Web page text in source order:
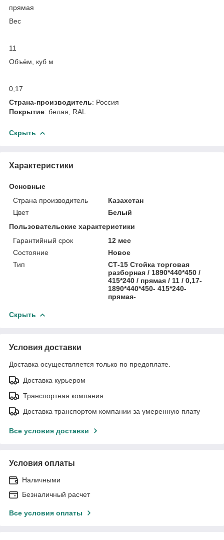
прямая
Вес
11
Объём, куб м
0,17
Cтрана-производитель: Россия
Покрытие: белая, RAL
Скрыть
Характеристики
Основные
Страна производитель
Казахстан
Цвет
Белый
Пользовательские характеристики
Гарантийный срок
12 мес
Состояние
Новое
Тип
СТ-15 Стойка торговая
разборная / 1890*440*450 /
415*240 / прямая / 11 / 0,17-
1890*440*450- 415*240-
прямая-
Скрыть
Условия доставки
Доставка осуществляется только по предоплате.
Доставка курьером
Транспортная компания
Доставка транспортом компании за умеренную плату
Все условия доставки
Условия оплаты
Наличными
Безналичный расчет
Все условия оплаты